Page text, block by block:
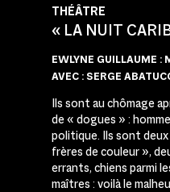
THÉÂTRE
« LA NUIT
EWLYNE GUILLAUME :
AVEC : SERGE
Ils sont au chômage
de « dogues » :
politique. Ils sont
frères de couleur »,
errants, chiens parmi
maîtres : voilà le